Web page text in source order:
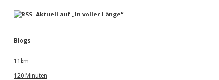
Aktuell auf „In voller Länge“
Blogs
11km
120 Minuten